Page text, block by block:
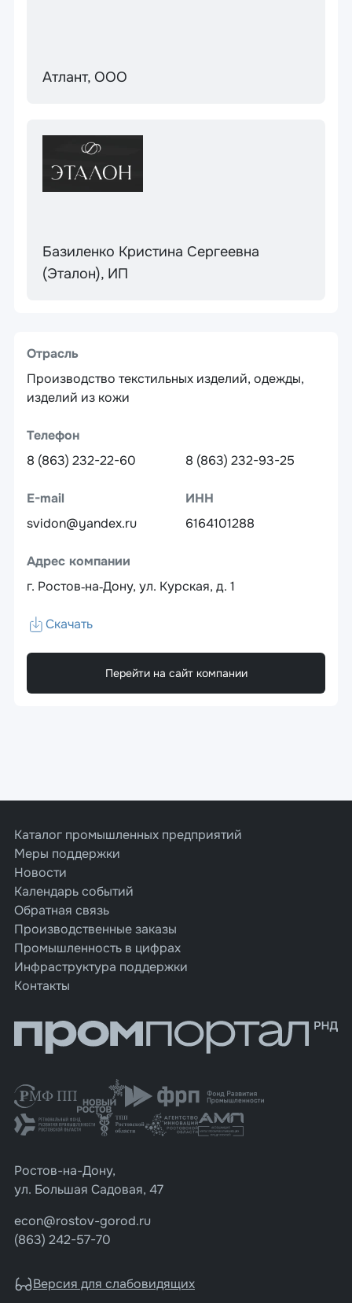
Отрасль
Производство текстильных изделий, одежды,
изделий из кожи
Телефон
8 (863) 232-22-60
8 (863) 232-93-25
E-mail
svidon@yandex.ru
ИНН
6164101288
Адрес компании
г. Ростов‑на‑Дону, ул. Курская, д. 1
Скачать
Перейти на сайт компании
Атлант, ООО
Базиленко Кристина Сергеевна
(Эталон), ИП
Каталог промышленных предприятий
Меры поддержки
Новости
Календарь событий
Обратная связь
Производственные заказы
Промышленность в цифрах
Инфраструктура поддержки
Контакты
Ростов-на-Дону,
ул. Большая Садовая, 47
econ@rostov-gorod.ru
(863) 242-57-70
Версия для слабовидящих